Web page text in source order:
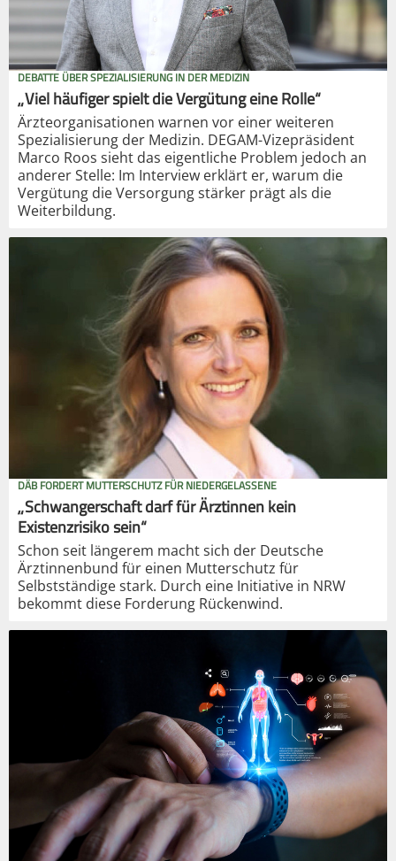
DEBATTE ÜBER SPEZIALISIERUNG IN DER MEDIZIN
„Viel häufiger spielt die Vergütung eine Rolle“
Ärzteorganisationen warnen vor einer weiteren
Spezialisierung der Medizin. DEGAM-Vizepräsident
Marco Roos sieht das eigentliche Problem jedoch an
anderer Stelle: Im Interview erklärt er, warum die
Vergütung die Versorgung stärker prägt als die
Weiterbildung.
DÄB FORDERT MUTTERSCHUTZ FÜR NIEDERGELASSENE
„Schwangerschaft darf für Ärztinnen kein
Existenzrisiko sein“
Schon seit längerem macht sich der Deutsche
Ärztinnenbund für einen Mutterschutz für
Selbstständige stark. Durch eine Initiative in NRW
bekommt diese Forderung Rückenwind.